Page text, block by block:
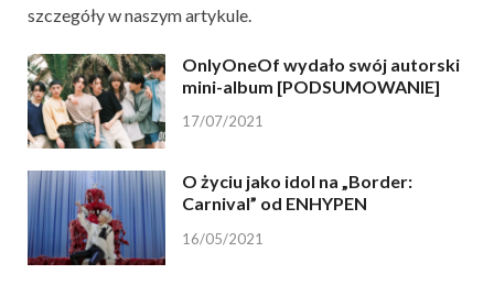
szczegóły w naszym artykule.
OnlyOneOf wydało swój autorski
mini-album [PODSUMOWANIE]
17/07/2021
O życiu jako idol na „Border:
Carnival” od ENHYPEN
16/05/2021